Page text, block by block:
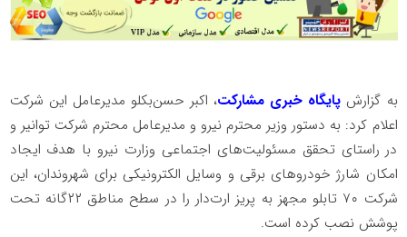
به گزارش پایگاه خبری مشارکت، اکبر حسن‌بکلو مدیرعامل این شرکت
اعلام کرد: به دستور وزیر محترم نیرو و مدیرعامل محترم شرکت توانیر و
در راستای تحقق مسئولیت‌های اجتماعی وزارت نیرو با هدف ایجاد
امکان شارژ خودروهای برقی و وسایل الکترونیکی برای شهروندان، این
شرکت ۷۰ تابلو مجهز به پریز ارت‌دار را در سطح مناطق ۲۲گانه تحت
پوشش نصب کرده است.